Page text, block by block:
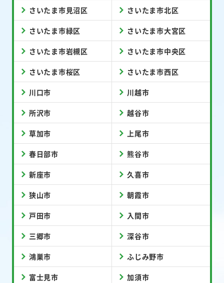
さいたま市見沼区 さいたま市北区
さいたま市緑区 さいたま市大宮区
さいたま市岩槻区 さいたま市中央区
さいたま市桜区 さいたま市西区
川口市 川越市
所沢市 越谷市
草加市 上尾市
春日部市 熊谷市
新座市 久喜市
狭山市 朝霞市
戸田市 入間市
三郷市 深谷市
鴻巣市 ふじみ野市
富士見市 加須市